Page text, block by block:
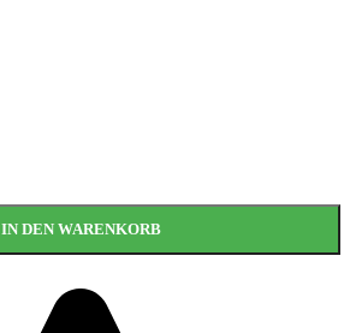
IN DEN WARENKORB